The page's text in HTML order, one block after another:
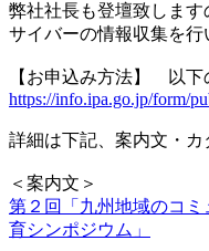
弊社社長も登壇致します
サイバーの情報収集を行
【お申込み方法】 以下
https://info.ipa.go.jp/form/
詳細は下記、案内文・カ
＜案内文＞
第２回「九州地域のコ
育シンポジウム」